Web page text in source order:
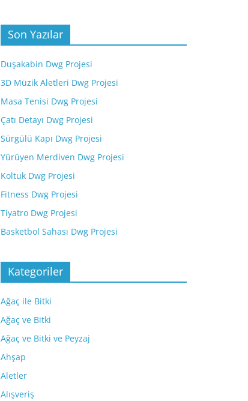
Son Yazılar
Duşakabin Dwg Projesi
3D Müzik Aletleri Dwg Projesi
Masa Tenisi Dwg Projesi
Çatı Detayı Dwg Projesi
Sürgülü Kapı Dwg Projesi
Yürüyen Merdiven Dwg Projesi
Koltuk Dwg Projesi
Fitness Dwg Projesi
Tiyatro Dwg Projesi
Basketbol Sahası Dwg Projesi
Kategoriler
Ağaç ile Bitki
Ağaç ve Bitki
Ağaç ve Bitki ve Peyzaj
Ahşap
Aletler
Alışveriş